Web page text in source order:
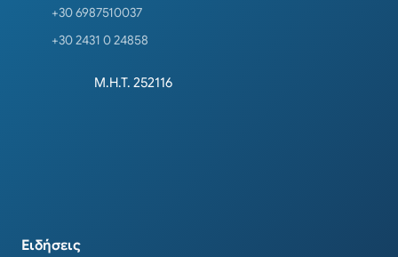
+30 6987510037
+30 2431 0 24858
Μ.Η.Τ. 252116
Ειδήσεις